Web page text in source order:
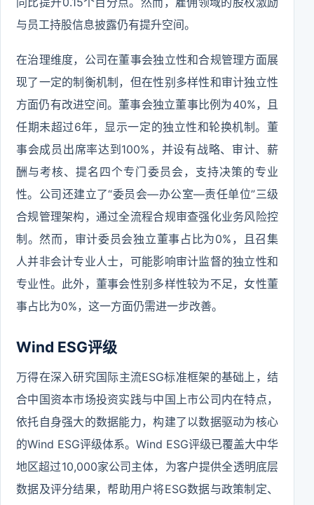
与员工持股信息披露仍有提升空间。
在治理维度，公司在董事会独立性和合规管理方面展
现了一定的制衡机制，但在性别多样性和审计独立性
方面仍有改进空间。董事会独立董事比例为40%，且
任期未超过6年，显示一定的独立性和轮换机制。董
事会成员出席率达到100%，并设有战略、审计、薪
酬与考核、提名四个专门委员会，支持决策的专业
性。公司还建立了“委员会—办公室—责任单位”三级
合规管理架构，通过全流程合规审查强化业务风险控
制。然而，审计委员会独立董事占比为0%，且召集
人并非会计专业人士，可能影响审计监督的独立性和
专业性。此外，董事会性别多样性较为不足，女性董
事占比为0%，这一方面仍需进一步改善。
Wind ESG评级
万得在深入研究国际主流ESG标准框架的基础上，结
合中国资本市场投资实践与中国上市公司内在特点，
依托自身强大的数据能力，构建了以数据驱动为核心
的Wind ESG评级体系。Wind ESG评级已覆盖大中华
地区超过10,000家公司主体，为客户提供全透明底层
数据及评分结果，帮助用户将ESG数据与政策制定、